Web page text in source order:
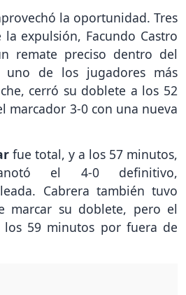
la oportunidad. Tres
expulsión, Facundo Castro
remate preciso dentro del
uno de los jugadores más
cerró su doblete a los 52
marcador 3-0 con una nueva
fue total, y a los 57 minutos,
el 4-0 definitivo,
Cabrera también tuvo
marcar su doblete, pero el
los 59 minutos por fuera de